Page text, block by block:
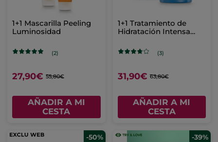
1+1 Mascarilla Peeling
Luminosidad
(2)
27,90€ 55,80€
AÑADIR A MI
CESTA
1+1 Tratamiento de
Hidratación Intensa
ml
(3)
31,90€ 63,80€
AÑADIR A MI
CESTA
-50% -39%